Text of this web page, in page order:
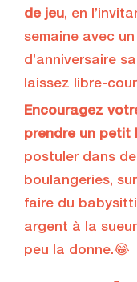
de jeu, en
semaine avec
d’anniversaire
laissez libre-
Encouragez
prendre un petit
postuler dans
boulangeries,
faire du
argent à la
peu la donne.😂